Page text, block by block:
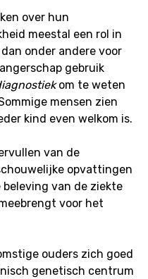
over hun
meestal een rol in
onder andere voor
gebruik
om te weten
mensen zien
kind even welkom is.
van de
opvattingen
beleving van de ziekte
voor het
ouders zich goed
genetisch centrum